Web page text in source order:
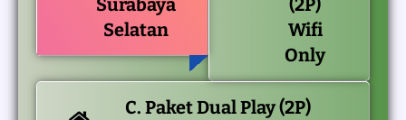
Surabaya
Selatan
(2P)
Wifi
Only
C. Paket Dual Play (2P)